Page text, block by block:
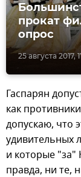
25 августа 2017,
прокат
опрос
Гаспарян
как
допускаю, что
удивительных
и которые
правда, ни те,